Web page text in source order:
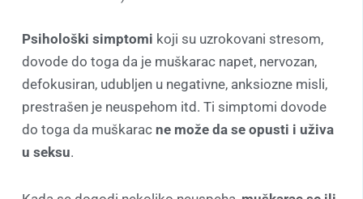
Psihološki simptomi koji su uzrokovani stresom,
dovode do toga da je muškarac napet, nervozan,
defokusiran, udubljen u negativne, anksiozne misli,
prestrašen je neuspehom itd. Ti simptomi dovode
do toga da muškarac ne može da se opusti i uživa
u seksu.